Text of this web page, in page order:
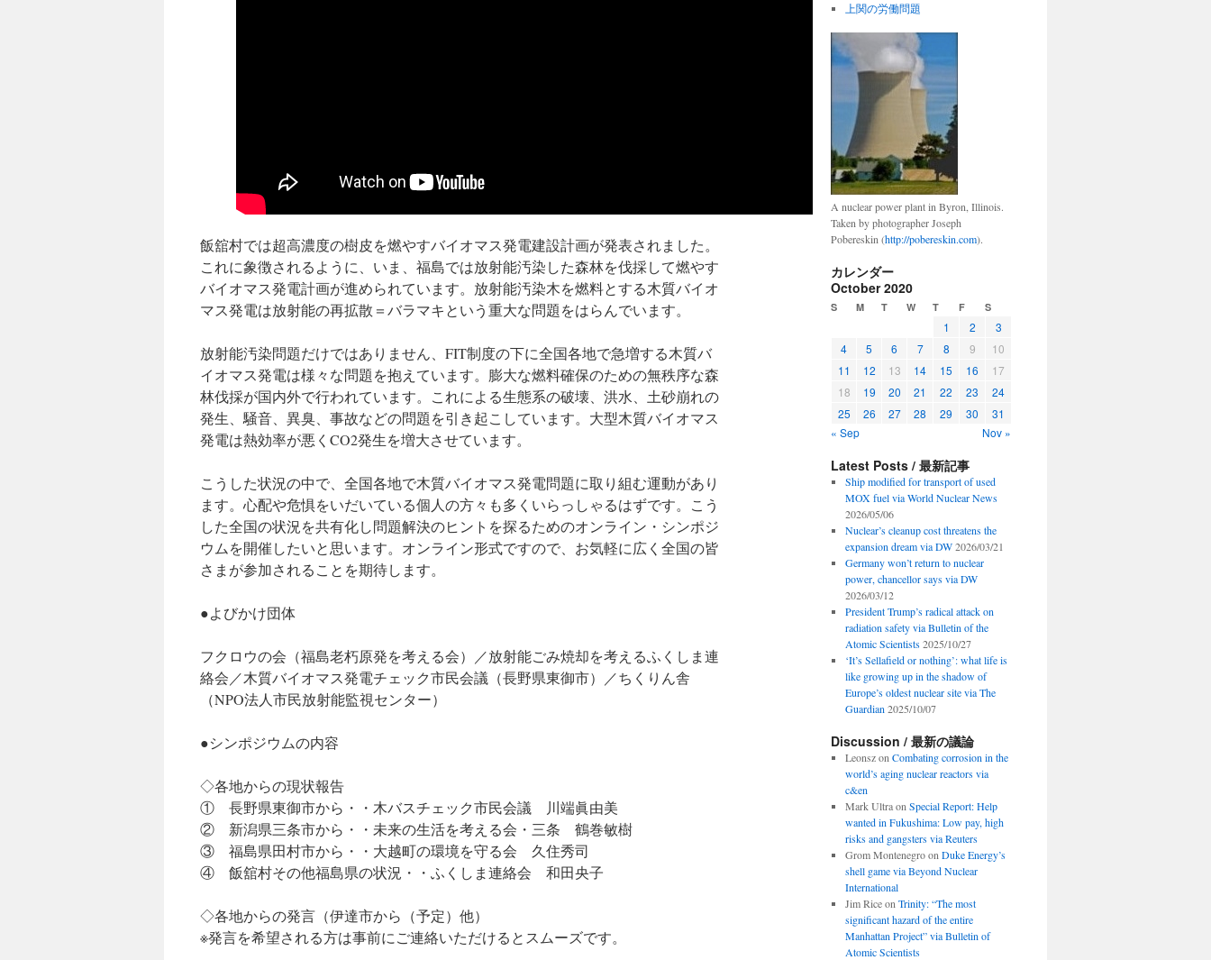
飯舘村では超高濃度の樹皮を燃やすバイオマス発電建設計画が発表されました。
これに象徴されるように、いま、福島では放射能汚染した森林を伐採して燃やす
バイオマス発電計画が進められています。放射能汚染木を燃料とする木質バイオ
マス発電は放射能の再拡散＝バラマキという重大な問題をはらんでいます。
放射能汚染問題だけではありません、FIT制度の下に全国各地で急増する木質バ
イオマス発電は様々な問題を抱えています。膨大な燃料確保のための無秩序な森
林伐採が国内外で行われています。これによる生態系の破壊、洪水、土砂崩れの
発生、騒音、異臭、事故などの問題を引き起こしています。大型木質バイオマス
発電は熱効率が悪くCO2発生を増大させています。
こうした状況の中で、全国各地で木質バイオマス発電問題に取り組む運動があり
ます。心配や危惧をいだいている個人の方々も多くいらっしゃるはずです。こう
した全国の状況を共有化し問題解決のヒントを探るためのオンライン・シンポジ
ウムを開催したいと思います。オンライン形式ですので、お気軽に広く全国の皆
さまが参加されることを期待します。
●よびかけ団体
フクロウの会（福島老朽原発を考える会）／放射能ごみ焼却を考えるふくしま連
絡会／木質バイオマス発電チェック市民会議（長野県東御市）／ちくりん舎
（NPO法人市民放射能監視センター）
●シンポジウムの内容
◇各地からの現状報告
① 長野県東御市から・・木バスチェック市民会議 川端眞由美
② 新潟県三条市から・・未来の生活を考える会・三条 鶴巻敏樹
③ 福島県田村市から・・大越町の環境を守る会 久住秀司
④ 飯舘村その他福島県の状況・・ふくしま連絡会 和田央子
◇各地からの発言（伊達市から（予定）他）
※発言を希望される方は事前にご連絡いただけるとスムーズです。
上関の労働問題
A nuclear power plant in Byron, Illinois.
Taken by photographer Joseph
Pobereskin (http://pobereskin.com).
カレンダー
October 2020
S M T W T F S
1 2
3
4
5 6 7 8 9
10
11
12 13 14 15 16
17
18
19 20 21 22 23
24
25
26 27 28 29 30
31
« Sep
Nov »
Latest Posts / 最新記事
Ship modified for transport of used
MOX fuel via World Nuclear News
2026/05/06
Nuclear’s cleanup cost threatens the
expansion dream via DW 2026/03/21
Germany won’t return to nuclear
power, chancellor says via DW
2026/03/12
President Trump’s radical attack on
radiation safety via Bulletin of the
Atomic Scientists 2025/10/27
‘It’s Sellafield or nothing’: what life is
like growing up in the shadow of
Europe’s oldest nuclear site via The
Guardian 2025/10/07
Discussion / 最新の議論
Leonszon Combating corrosion in the
world’s aging nuclear reactors via
c&en
Mark Ultraon Special Report: Help
wanted in Fukushima: Low pay, high
risks and gangsters via Reuters
Grom Montenegroon Duke Energy’s
shell game via Beyond Nuclear
International
Jim Riceon Trinity: “The most
significant hazard of the entire
Manhattan Project” via Bulletin of
Atomic Scientists